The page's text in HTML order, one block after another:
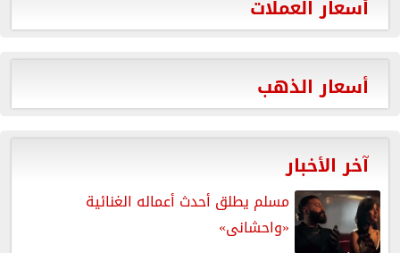
أسعار العملات
أسعار الذهب
آخر الأخبار
مسلم يطلق أحدث أعماله الغنائية
«واحشانى»